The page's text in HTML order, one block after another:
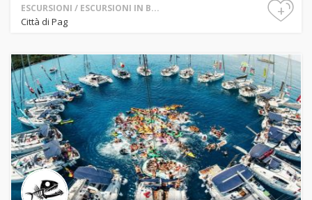
ESCURSIONI / ESCURSIONI IN B...
Città di Pag
+